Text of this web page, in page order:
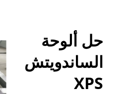
حل ألوحة
الساندويتش
XPS